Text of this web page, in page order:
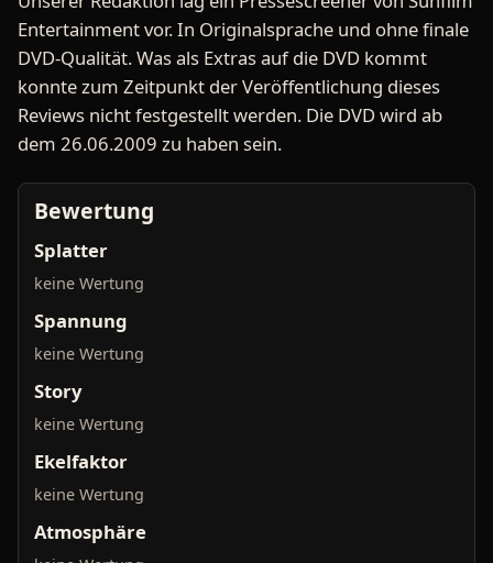
Entertainment vor. In Originalsprache und ohne finale
DVD-Qualität. Was als Extras auf die DVD kommt
konnte zum Zeitpunkt der Veröffentlichung dieses
Reviews nicht festgestellt werden. Die DVD wird ab
dem 26.06.2009 zu haben sein.
Bewertung
Splatter
keine Wertung
Spannung
keine Wertung
Story
keine Wertung
Ekelfaktor
keine Wertung
Atmosphäre